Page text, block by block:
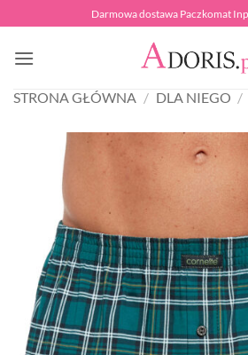
do
zawartości
Darmowa dostawa Paczkomat
STRONA GŁÓWNA / DLA NIEGO /